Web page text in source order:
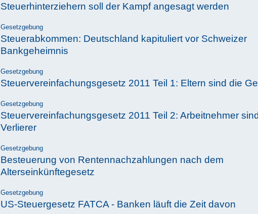
Steuerhinterziehern soll der Kampf angesagt werden
Gesetzgebung
Steuerabkommen: Deutschland kapituliert vor Schweizer
Bankgeheimnis
Gesetzgebung
Steuervereinfachungsgesetz 2011 Teil 1: Eltern sind die
Gesetzgebung
Steuervereinfachungsgesetz 2011 Teil 2: Arbeitnehmer
Verlierer
Gesetzgebung
Besteuerung von Rentennachzahlungen nach dem
Alterseinkünftegesetz
Gesetzgebung
US-Steuergesetz FATCA - Banken läuft die Zeit davon